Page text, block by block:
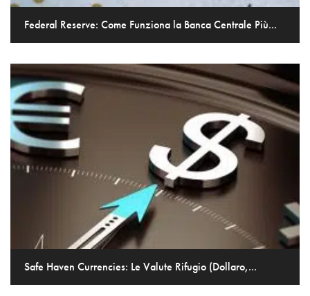
Federal Reserve: Come Funziona la Banca Centrale Più...
Safe Haven Currencies: Le Valute Rifugio (Dollaro,...